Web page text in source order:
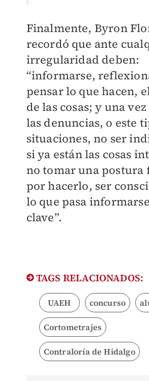
Finalmente, Byron
recordó que ante
irregularidad deben:
“informarse,
pensar lo que hacen,
de las cosas; y una
las denuncias, o este
situaciones, no ser
si ya están las cosas
no tomar una postura
por hacerlo, ser
lo que pasa
clave”.
TAGS RELACIONADOS:
UAEH concurso
Cortometrajes
Contraloría de Hidalgo